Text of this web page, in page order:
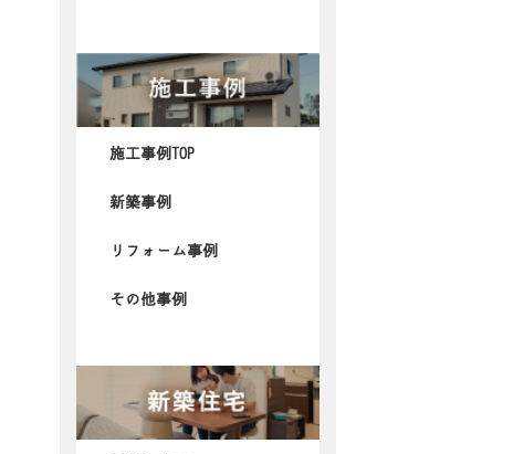
施工事例TOP
新築事例
リフォーム事例
その他事例